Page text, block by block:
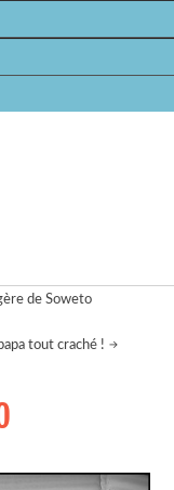
de Soweto
tout craché !